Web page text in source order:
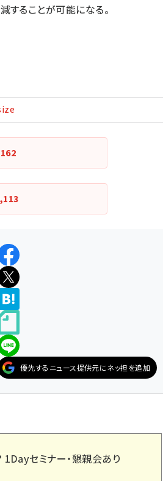
することが可能になる。
優先するニュース提供元にネッ担を追加
セミナー・懇親会あり